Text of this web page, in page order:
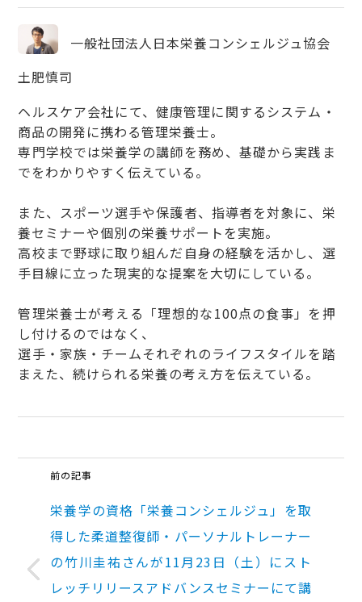
一般社団法人日本栄養コンシェルジュ協会
土肥慎司
ヘルスケア会社にて、健康管理に関するシステム・
商品の開発に携わる管理栄養士。
専門学校では栄養学の講師を務め、基礎から実践ま
でをわかりやすく伝えている。
また、スポーツ選手や保護者、指導者を対象に、栄
養セミナーや個別の栄養サポートを実施。
高校まで野球に取り組んだ自身の経験を活かし、選
手目線に立った現実的な提案を大切にしている。
管理栄養士が考える「理想的な100点の食事」を押
し付けるのではなく、
選手・家族・チームそれぞれのライフスタイルを踏
まえた、続けられる栄養の考え方を伝えている。
前の記事
栄養学の資格「栄養コンシェルジュ」を取
得した柔道整復師・パーソナルトレーナー
の竹川圭祐さんが11月23日（土）にスト
レッチリリースアドバンスセミナーにて講